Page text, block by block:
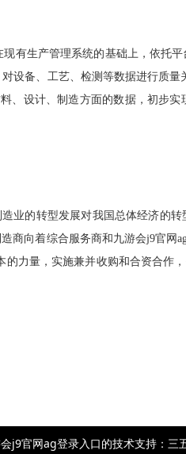
有生产管理系统的基础上，依托
设备、工艺、检测等数据进行质量
、设计、制造方面的数据，初步
业的转型发展对我国总体经济的
商向着综合服务商和九游会j9官网
的力量，实施兼并收购和合资合作
j9官网ag登录入口的技术支持：